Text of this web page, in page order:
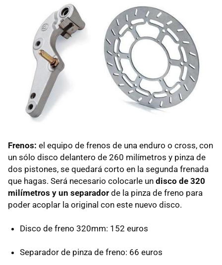
Frenos: el equipo de frenos de una enduro o cross, con
un sólo disco delantero de 260 milímetros y pinza de
dos pistones, se quedará corto en la segunda frenada
que hagas. Será necesario colocarle un disco de 320
milímetros y un separador de la pinza de freno para
poder acoplar la original con este nuevo disco.
Disco de freno 320mm: 152 euros
Separador de pinza de freno: 66 euros